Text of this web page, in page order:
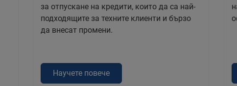
за отпускане на кредити, които да са най-
подходящите за техните клиенти и бързо
да внесат промени.
Научете повече